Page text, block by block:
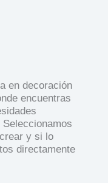
en decoración
encuentras
y si lo
directamente